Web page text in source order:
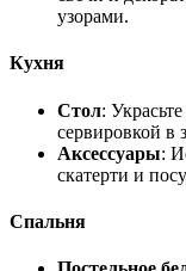
узорами.
Кухня
Стол:
сервировкой в
Аксессуары:
скатерти и
Спальня